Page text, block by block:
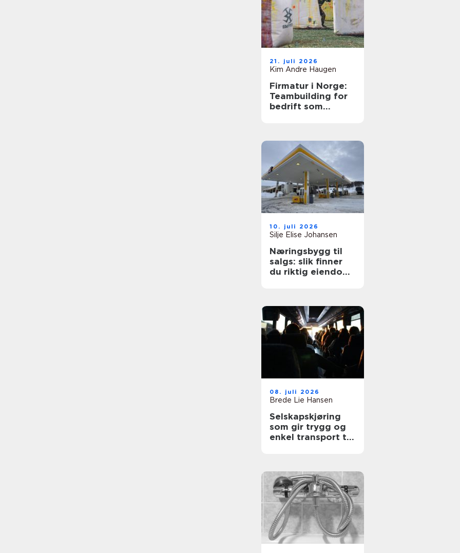
21. juli 2026
Kim Andre Haugen
Firmatur i Norge:
Teambuilding for
bedrift som
10. juli 2026
Silje Elise Johansen
Næringsbygg til
salgs: slik finner
du riktig eiendom
08. juli 2026
Brede Lie Hansen
Selskapskjøring
som gir trygg og
enkel transport til